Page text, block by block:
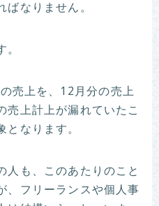
なりません。
売上を、12月分の売上
売上計上が漏れていたこ
なります。
人も、このあたりのこと
、フリーランスや個人事